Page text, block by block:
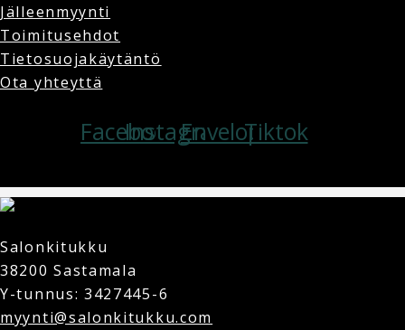
Jälleenmyynti
Toimitusehdot
Tietosuojakäytäntö
Ota yhteyttä
Facebook
Instagram
EnvelopeTiktok
Salonkitukku
38200 Sastamala
Y-tunnus: 3427445-6
myynti@salonkitukku.com